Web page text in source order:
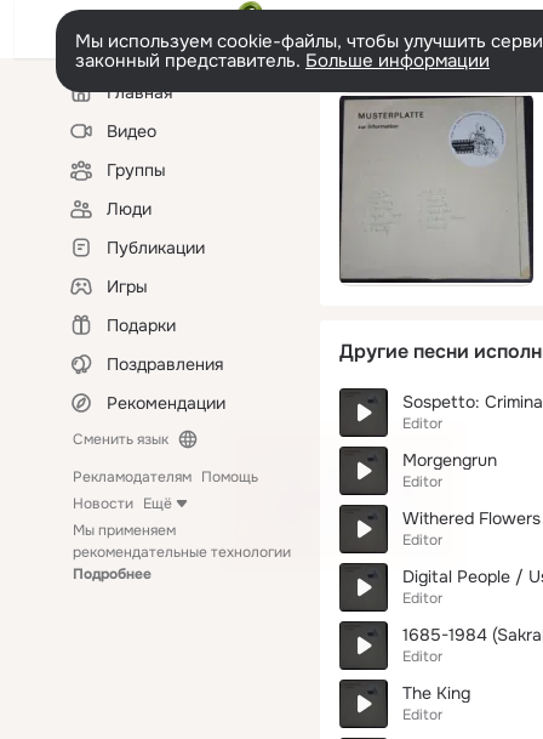
Мы используем cookie-файлы, чтобы улучшить
законный представитель. Больше информации
Левая
колонкаГлавная
Видео
Группы
Люди
Публикации
Игры
Подарки
Поздравления
Рекомендации
Сменить язык
Рекламодателям Помощь
Новости Ещё
Мы применяем
рекомендательные технологии
Подробнее
Другие песни
Sospetto:
Editor
Morgengrun
Editor
Withered Flowers
Editor
Digital People /
Editor
1685-1984
Editor
The King
Editor